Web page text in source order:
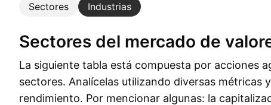
Sectores Industrias
Sectores del mercado de
La siguiente tabla está compuesta por acciones
sectores. Analícelas utilizando diversas métricas
rendimiento. Por mencionar algunas: la